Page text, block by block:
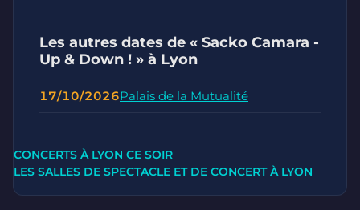
Les autres dates de « Sacko Camara -
Up & Down ! » à Lyon
17/10/2026Palais de la Mutualité
CONCERTS À LYON CE SOIR
LES SALLES DE SPECTACLE ET DE CONCERT À LYON